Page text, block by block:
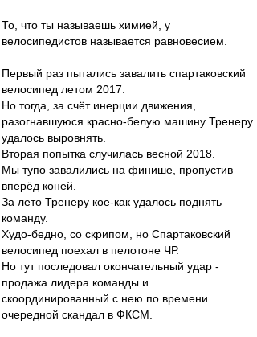
То, что ты называешь химией, у
велосипедистов называется равновесием.
Первый раз пытались завалить спартаковский
велосипед летом 2017.
Но тогда, за счёт инерции движения,
разогнавшуюся красно-белую машину Тренеру
удалось выровнять.
Вторая попытка случилась весной 2018.
Мы тупо завалились на финише, пропустив
вперёд коней.
За лето Тренеру кое-как удалось поднять
команду.
Худо-бедно, со скрипом, но Спартаковский
велосипед поехал в пелотоне ЧР.
Но тут последовал окончательный удар -
продажа лидера команды и
скоординированный с нею по времени
очередной скандал в ФКСМ.